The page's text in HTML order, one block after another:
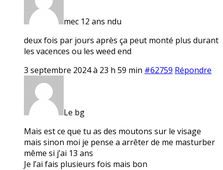
mec 12 ans ndu
deux fois par jours après ça peut monté plus durant
les vacences ou les weed end
3 septembre 2024 à 23 h 59 min #62759 Répondre
Le bg
Mais est ce que tu as des moutons sur le visage
mais sinon moi je pense a arrêter de me masturber
même si j’ai 13 ans
Je l’ai fais plusieurs fois mais bon